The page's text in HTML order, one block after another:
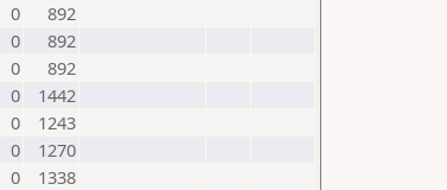
0
892
0
892
0
892
0
1442
0
1243
0
1270
0
1338